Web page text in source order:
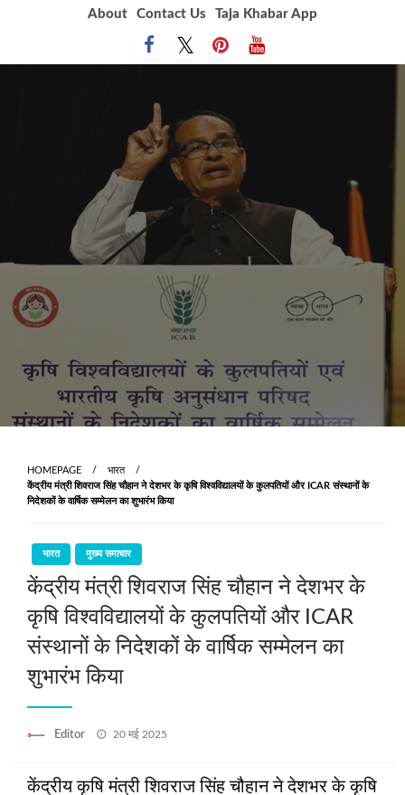
About Contact Us Taja Khabar App
HOMEPAGE
भारत
केंद्रीय मंत्री शिवराज सिंह चौहान ने देशभर के कृषि विश्वविद्यालयों के कुलपतियों और ICAR संस्थानों के
निदेशकों के वार्षिक सम्मेलन का शुभारंभ किया
भारत मुख्य समाचार
केंद्रीय मंत्री शिवराज सिंह चौहान ने देशभर के
कृषि विश्वविद्यालयों के कुलपतियों और ICAR
संस्थानों के निदेशकों के वार्षिक सम्मेलन का
शुभारंभ किया
Editor
Posted
20 मई 2025
केंद्रीय कृषि मंत्री शिवराज सिंह चौहान ने देशभर के कृषि